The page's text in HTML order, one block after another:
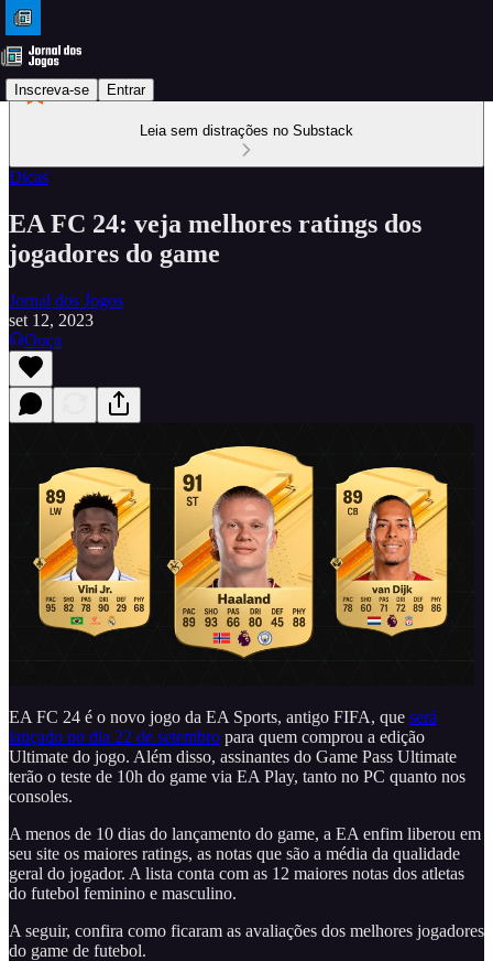
Inscreva-se Entrar
Leia sem distrações no Substack
Dicas
EA FC 24: veja melhores ratings dos
jogadores do game
Jornal dos Jogos
set 12, 2023
Ouça
EA FC 24 é o novo jogo da EA Sports, antigo FIFA, que será
lançado no dia 22 de setembro para quem comprou a edição
Ultimate do jogo. Além disso, assinantes do Game Pass Ultimate
terão o teste de 10h do game via EA Play, tanto no PC quanto nos
consoles.
A menos de 10 dias do lançamento do game, a EA enfim liberou em
seu site os maiores ratings, as notas que são a média da qualidade
geral do jogador. A lista conta com as 12 maiores notas dos atletas
do futebol feminino e masculino.
A seguir, confira como ficaram as avaliações dos melhores jogadores
do game de futebol.